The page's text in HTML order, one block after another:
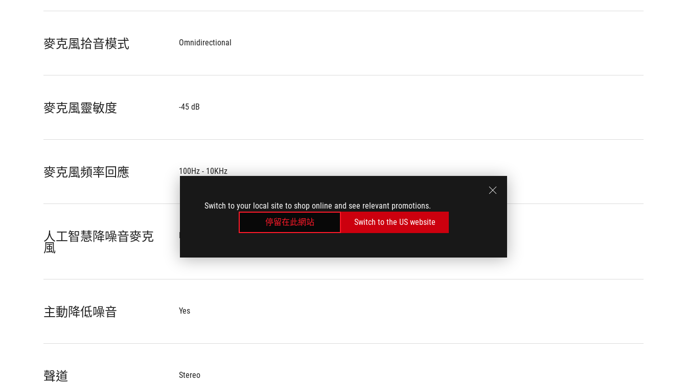
Switch to your local site to shop online and see relevant promotions.
停留在此網站
Switch to the US website
麥克風拾音模式 Omnidirectional
麥克風靈敏度 -45 dB
麥克風頻率回應 100Hz - 10KHz
人工智慧降噪音麥克
風
No
主動降低噪音 Yes
聲道 Stereo